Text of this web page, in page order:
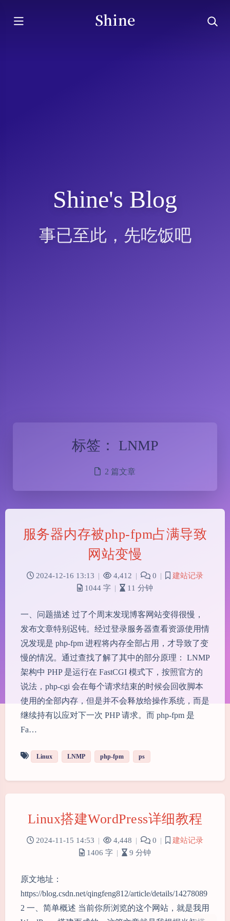
Shine
Shine's Blog
事已至此，先吃饭吧
关闭 日落 暗化 灰度
标签： LNMP
2 篇文章
服务器内存被php-fpm占满导致
网站变慢
2024-12-16 13:13 | 4,412 | 0 |
建站记录
1044 字 | 11 分钟
一、问题描述 过了个周末发现博客网站变得很慢，
发布文章特别迟钝。经过登录服务器查看资源使用情
况发现是 php-fpm 进程将内存全部占用，才导致了变
慢的情况。通过查找了解了其中的部分原理： LNMP
架构中 PHP 是运行在 FastCGI 模式下，按照官方的
说法，php-cgi 会在每个请求结束的时候会回收脚本
使用的全部内存，但是并不会释放给操作系统，而是
继续持有以应对下一次 PHP 请求。而 php-fpm 是
Fa…
Linux LNMP php-fpm ps
Linux搭建WordPress详细教程
2024-11-15 14:53 | 4,448 | 0 |
建站记录
1406 字 | 9 分钟
原文地址：
https://blog.csdn.net/qingfeng812/article/details/14278089
2 一、简单概述 当前你所浏览的这个网站，就是我用